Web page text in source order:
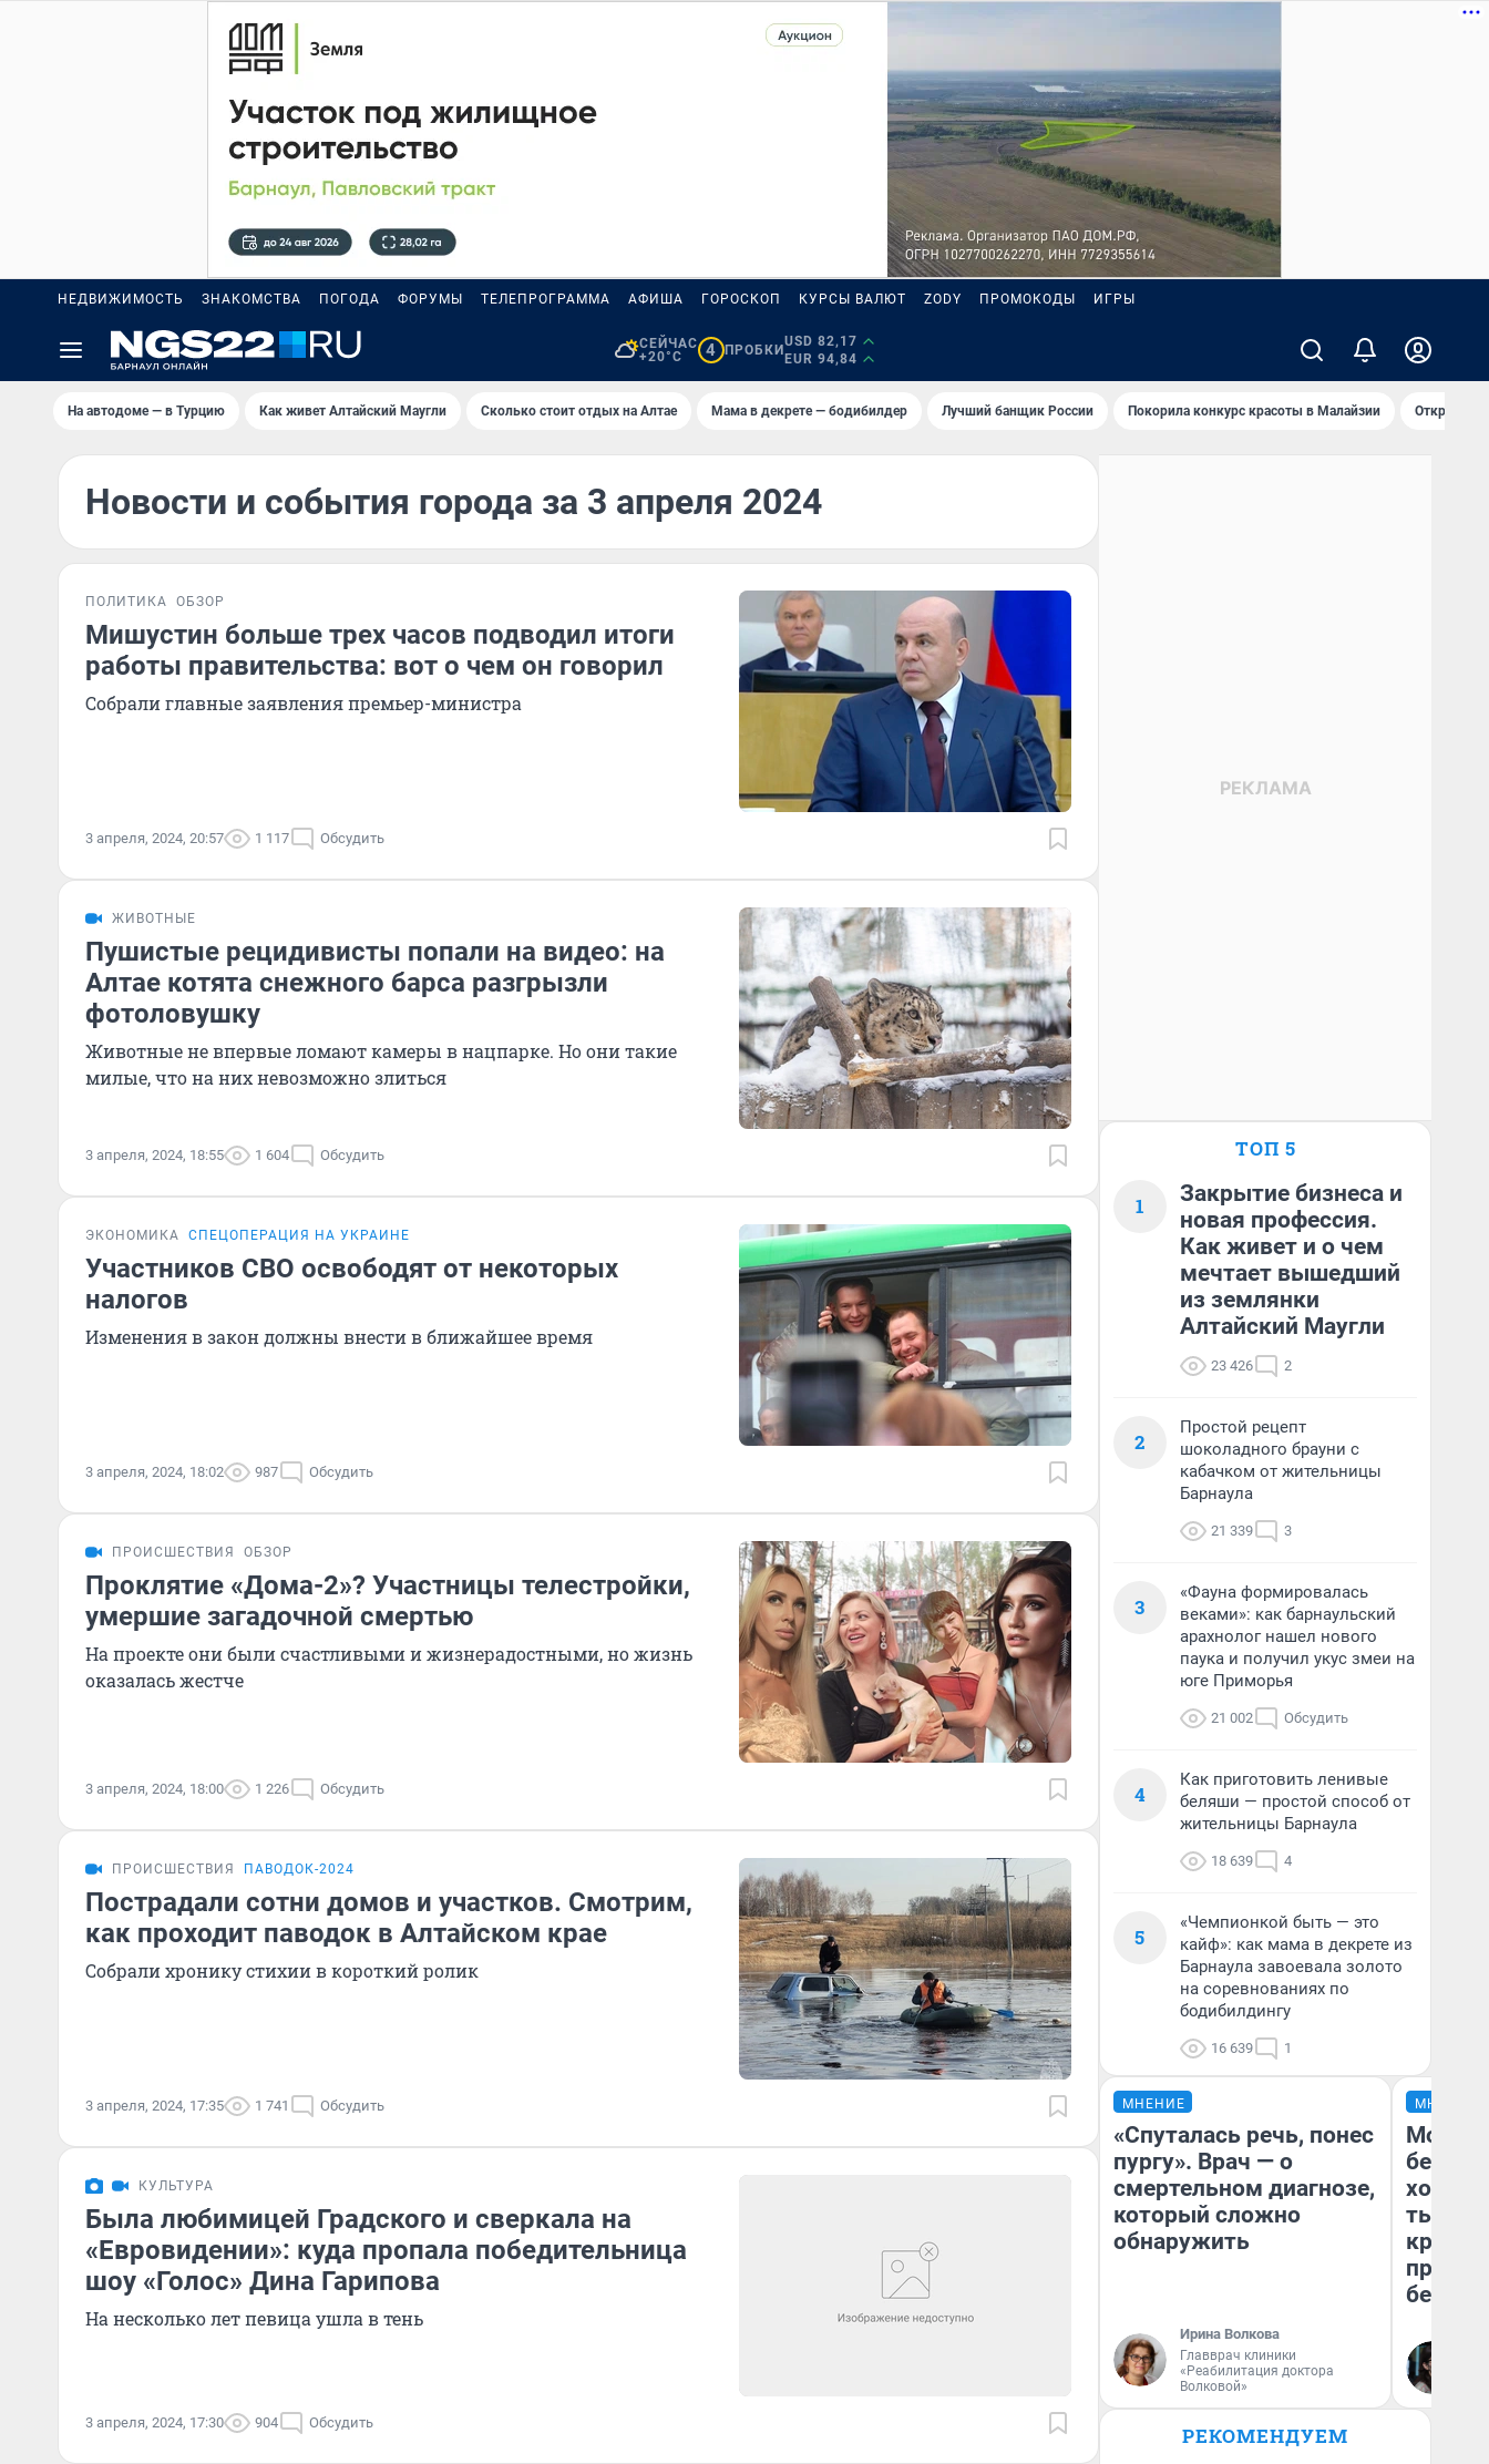
НЕДВИЖИМОСТЬ ЗНАКОМСТВА ПОГОДА ФОРУМЫ ТЕЛЕПРОГРАММА АФИША ГОРОСКОП КУРСЫ ВАЛЮТ ZODY ПРОМОКОДЫ ИГРЫ
СЕЙЧАС
+20°C
4 ПРОБКИ
USD 82,17
EUR 94,84
На автодоме — в Турцию Как живет Алтайский Маугли Сколько стоит отдых на Алтае Мама в декрете — бодибилдер Лучший банщик России Покорила конкурс красоты в Малайзии Открыл
Новости и события города за 3 апреля 2024
ПОЛИТИКА ОБЗОР
Мишустин больше трех часов подводил итоги
работы правительства: вот о чем он говорил
Собрали главные заявления премьер-министра
3 апреля, 2024, 20:57 1 117 Обсудить
ЖИВОТНЫЕ
Пушистые рецидивисты попали на видео: на
Алтае котята снежного барса разгрызли
фотоловушку
Животные не впервые ломают камеры в нацпарке. Но они такие
милые, что на них невозможно злиться
3 апреля, 2024, 18:55 1 604 Обсудить
ЭКОНОМИКА СПЕЦОПЕРАЦИЯ НА УКРАИНЕ
Участников СВО освободят от некоторых
налогов
Изменения в закон должны внести в ближайшее время
3 апреля, 2024, 18:02 987 Обсудить
ПРОИСШЕСТВИЯ ОБЗОР
Проклятие «Дома-2»? Участницы телестройки,
умершие загадочной смертью
На проекте они были счастливыми и жизнерадостными, но жизнь
оказалась жестче
3 апреля, 2024, 18:00 1 226 Обсудить
ПРОИСШЕСТВИЯ ПАВОДОК-2024
Пострадали сотни домов и участков. Смотрим,
как проходит паводок в Алтайском крае
Собрали хронику стихии в короткий ролик
3 апреля, 2024, 17:35 1 741 Обсудить
КУЛЬТУРА
Была любимицей Градского и сверкала на
«Евровидении»: куда пропала победительница
шоу «Голос» Дина Гарипова
На несколько лет певица ушла в тень
3 апреля, 2024, 17:30 904 Обсудить
ТОП 5
1
Закрытие бизнеса и
новая профессия.
Как живет и о чем
мечтает вышедший
из землянки
Алтайский Маугли
23 426 2
2
Простой рецепт
шоколадного брауни с
кабачком от жительницы
Барнаула
21 339 3
3
«Фауна формировалась
веками»: как барнаульский
арахнолог нашел нового
паука и получил укус змеи на
юге Приморья
21 002 Обсудить
4
Как приготовить ленивые
беляши — простой способ от
жительницы Барнаула
18 639 4
5
«Чемпионкой быть — это
кайф»: как мама в декрете из
Барнаула завоевала золото
на соревнованиях по
бодибилдингу
16 639 1
МНЕНИЕ
«Спуталась речь, понес
пургу». Врач — о
смертельном диагнозе,
который сложно
обнаружить
Ирина Волкова
Главврач клиники
«Реабилитация доктора
Волковой»
МНЕНИЕ
Мой
хотела
тысяч,
РЕКОМЕНДУЕМ